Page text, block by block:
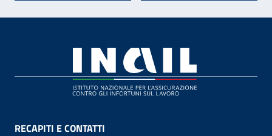
RECAPITI E CONTATTI